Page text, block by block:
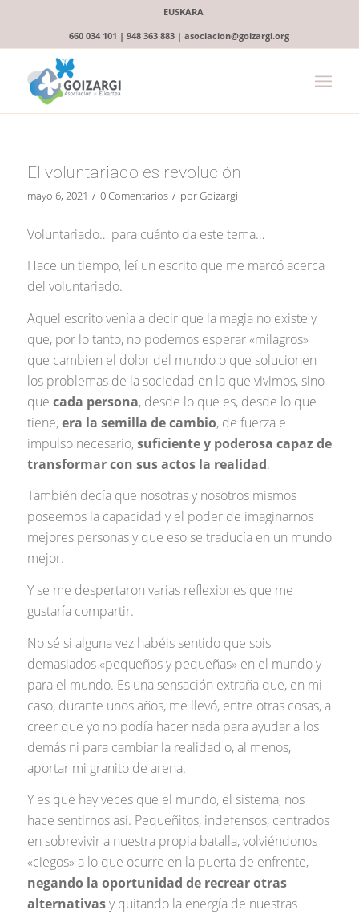
EUSKARA
660 034 101 | 948 363 883 | asociacion@goizargi.org
El voluntariado es revolución
mayo 6, 2021 / 0 Comentarios / porGoizargi
Voluntariado… para cuánto da este tema…
Hace un tiempo, leí un escrito que me marcó acerca
del voluntariado.
Aquel escrito venía a decir que la magia no existe y
que, por lo tanto, no podemos esperar «milagros»
que cambien el dolor del mundo o que solucionen
los problemas de la sociedad en la que vivimos, sino
que cada persona, desde lo que es, desde lo que
tiene,era la semilla de cambio, de fuerza e
impulso necesario,suficiente y poderosa capaz de
transformar con sus actos la realidad.
También decía que nosotras y nosotros mismos
poseemos la capacidad y el poder de imaginarnos
mejores personas y que eso se traducía en un mundo
mejor.
Y se me despertaron varias reflexiones que me
gustaría compartir.
No sé si alguna vez habéis sentido que sois
demasiados «pequeños y pequeñas» en el mundo y
para el mundo. Es una sensación extraña que, en mi
caso, durante unos años, me llevó, entre otras cosas, a
creer que yo no podía hacer nada para ayudar a los
demás ni para cambiar la realidad o, al menos,
aportar mi granito de arena.
Y es que hay veces que el mundo, el sistema, nos
hace sentirnos así. Pequeñitos, indefensos, centrados
en sobrevivir a nuestra propia batalla, volviéndonos
«ciegos» a lo que ocurre en la puerta de enfrente,
negando la oportunidad de recrear otras
alternativasy quitando la energía de nuestras